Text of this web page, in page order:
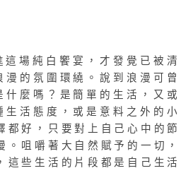
這場純白饗宴，才發覺已被清
漫的氛圍環繞。說到浪漫可曾
什麼嗎？是簡單的生活，又或
生活態度，或是意料之外的小
好，只要對上自己心中的節
。咀嚼著大自然賦予的一切，
這些生活的片段都是自己生活